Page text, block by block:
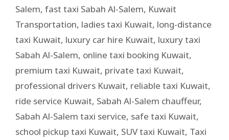
Salem, fast taxi Sabah Al-Salem, Kuwait
Transportation, ladies taxi Kuwait, long-distance
taxi Kuwait, luxury car hire Kuwait, luxury taxi
Sabah Al-Salem, online taxi booking Kuwait,
premium taxi Kuwait, private taxi Kuwait,
professional drivers Kuwait, reliable taxi Kuwait,
ride service Kuwait, Sabah Al-Salem chauffeur,
Sabah Al-Salem taxi service, safe taxi Kuwait,
school pickup taxi Kuwait, SUV taxi Kuwait, Taxi